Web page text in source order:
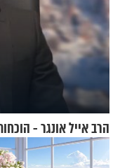
הרב אייל אונגר -